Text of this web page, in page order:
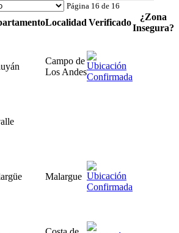
Página 16 de 16
Localidad Verificado
¿Zona
Insegura?
Campo de
Los Andes
Malargue